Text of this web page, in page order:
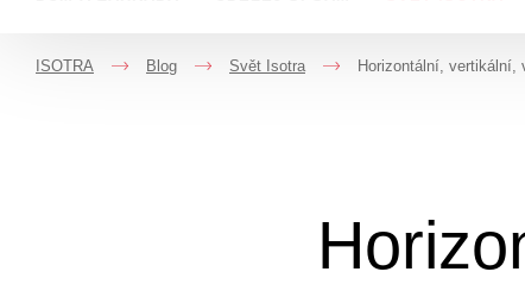
ISOTRA
->
Blog
->
Svět Isotra
->
Horizontální, vertikální,